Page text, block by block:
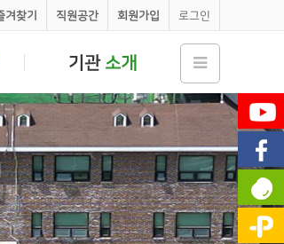
로그인
회원가입
직원공간
겨찾기